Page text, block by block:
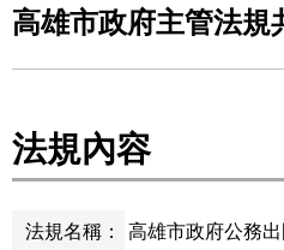
高雄市政府主管法規
法規內容
法規名稱： 高雄市政府公務